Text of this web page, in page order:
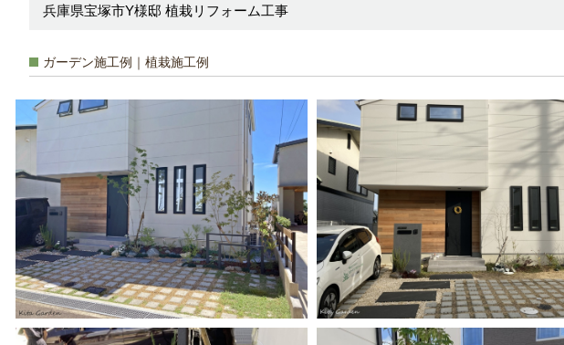
兵庫県宝塚市Y様邸 植栽リフォーム工事
ガーデン施工例｜植栽施工例